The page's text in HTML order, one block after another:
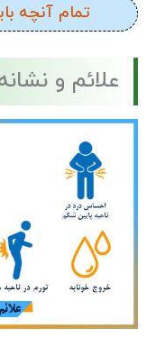
تمام آنچه
علائم و